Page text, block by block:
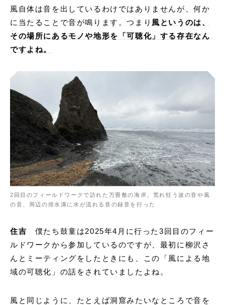
風自体は音を出しているわけではありませんが、何か
に当たることで音が鳴ります。つまり 風というのは、
その場所にあるモノや地形を「可聴化」する存在なん
ですよね。
2回目のフィールドワークで訪れた万畳敷の海岸。荒れ狂う波の音や風
の音、周辺の排水溝に水が流れる音の録音を行った
住吉
僕たち鼓童は2025年4月に行った3回目のフィー
ルドワークから参加しているのですが、最初に柳沢さ
んとミーティングをしたときにも、この「風による地
域の可聴化」の話をされていましたよね。
風と同じように、たとえば洞窟みたいなところで音を